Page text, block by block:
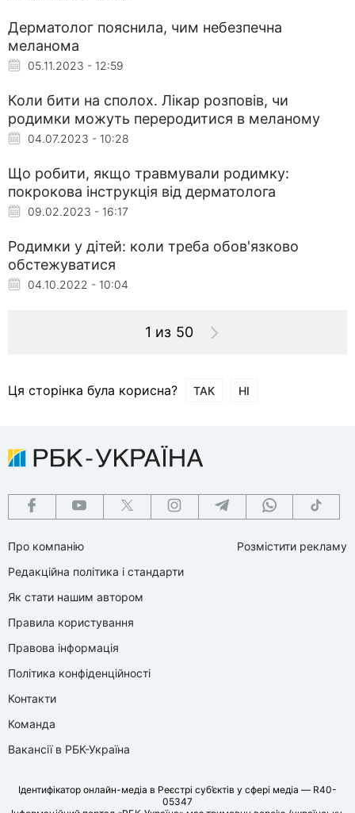
Дерматолог пояснила, чим небезпечна
меланома
05.11.2023 - 12:59
Коли бити на сполох. Лікар розповів, чи
родимки можуть переродитися в меланому
04.07.2023 - 10:28
Що робити, якщо травмували родимку:
покрокова інструкція від дерматолога
09.02.2023 - 16:17
Родимки у дітей: коли треба обов'язково
обстежуватися
04.10.2022 - 10:04
1 из 50
Ця сторінка була корисна? ТАК НІ
Про компанію
Редакційна політика і стандарти
Як стати нашим автором
Правила користування
Правова інформація
Політика конфіденційності
Контакти
Команда
Вакансії в РБК-Україна
Розмістити рекламу
Ідентифікатор онлайн-медіа в Реєстрі суб’єктів у сфері медіа — R40-
05347